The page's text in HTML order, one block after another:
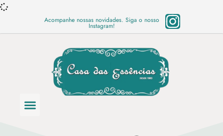
Acompanhe nossas novidades. Siga o nosso
Instagram!